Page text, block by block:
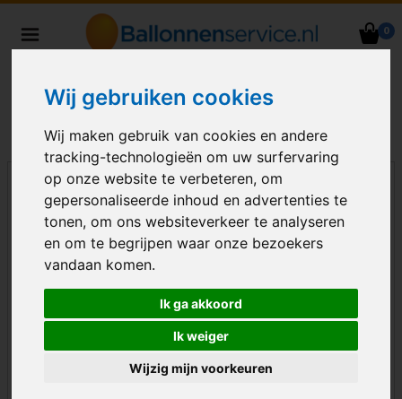
Wij gebruiken cookies
Wij maken gebruik van cookies en andere
tracking-technologieën om uw surfervaring
op onze website te verbeteren, om
gepersonaliseerde inhoud en advertenties te
tonen, om ons websiteverkeer te analyseren
en om te begrijpen waar onze bezoekers
vandaan komen.
Ik ga akkoord
Ik weiger
Wijzig mijn voorkeuren
0
Nederland